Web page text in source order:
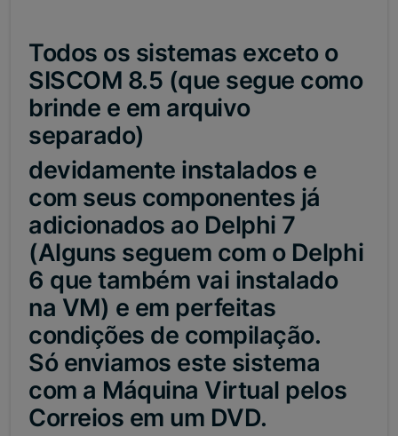
Todos os sistemas exceto o
SISCOM 8.5 (que segue como
brinde e em arquivo
separado)
devidamente instalados e
com seus componentes já
adicionados ao Delphi 7
(Alguns seguem com o Delphi
6 que também vai instalado
na VM) e em perfeitas
condições de compilação.
Só enviamos este sistema
com a Máquina Virtual pelos
Correios em um DVD.